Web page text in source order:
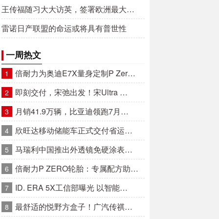
王传福随习大大访英，签署欧洲最大…
雷诺日产联盟的命运或将具有普世性
一周热文
1 倍耐力为奥迪E7X量身定制P Zer…
2 即刻交付，宋弛出发！宋Ultra …
3 月销41.9万辆，比亚迪领跑7月…
4 欣旺达移动储能车正式交付省运…
5 马瑞利中国推出外透镜免硬涂表…
6 倍耐力P ZERO轮胎：专属配方助…
7 ID. ERA 5X工信部曝光 以智能…
8 最舒适的悦野方盒子！广汽传祺…